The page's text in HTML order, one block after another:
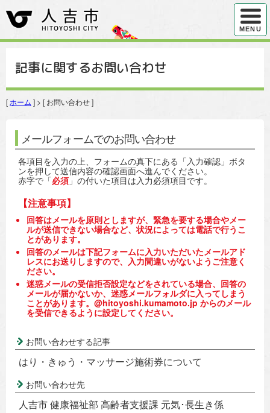
ハンバ
MENU
記事に関するお問い合わせ
[ ホーム ] > [ お問い合わせ ]
メールフォームでのお問い合わせ
各項目を入力の上、フォームの真下にある「入力確認」ボタ
ンを押して送信内容の確認画面へ進んでください。
赤字で「必須 」の付いた項目は入力必須項目です。
【注意事項】
回答はメールを原則としますが、緊急を要する場合やメー
ルが送信できない場合など、状況によっては電話で行うこ
とがあります。
回答のメールは下記フォームに入力いただいたメールアド
レスにお送りしますので、入力間違いがないようご注意く
ださい。
迷惑メールの受信拒否設定などをされている場合、回答の
メールが届かないか、迷惑メールフォルダに入ってしまう
ことがあります。@hitoyoshi.kumamoto.jp からのメール
を受信できるように設定してください。
お問い合わせする記事
はり・きゅう・マッサージ施術券について
お問い合わせ先
人吉市 健康福祉部 高齢者支援課 元気･長生き係